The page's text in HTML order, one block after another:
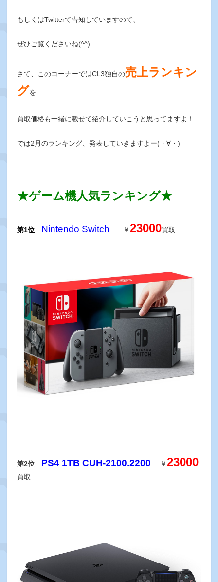
もしくはTwitterで告知していますので、
ぜひご覧くださいね(^^)
さて、このコーナーではCL3独自の売上ランキン
グを
買取価格も一緒に載せて紹介していこうと思ってますよ！
では2月のランキング、発表していきますよー(・∀・)
★ゲーム機人気ランキング★
第1位 Nintendo Switch ￥23000買取
第2位 PS4 1TB CUH-2100.2200 ￥23000
買取